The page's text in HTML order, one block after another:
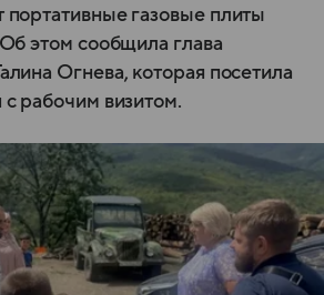
газовые плиты
этом сообщила глава
Огнева, которая посетила
рабочим визитом.